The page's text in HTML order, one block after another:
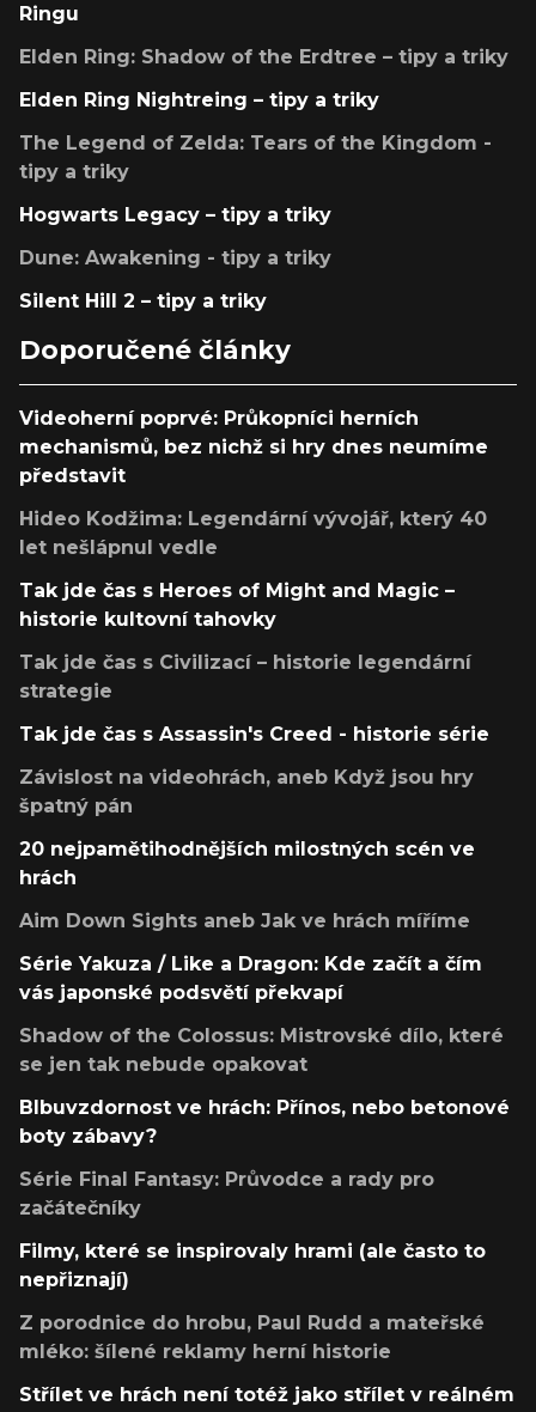
Ringu
Elden Ring: Shadow of the Erdtree – tipy a triky
Elden Ring Nightreing – tipy a triky
The Legend of Zelda: Tears of the Kingdom -
tipy a triky
Hogwarts Legacy – tipy a triky
Dune: Awakening - tipy a triky
Silent Hill 2 – tipy a triky
Doporučené články
Videoherní poprvé: Průkopníci herních
mechanismů, bez nichž si hry dnes neumíme
představit
Hideo Kodžima: Legendární vývojář, který 40
let nešlápnul vedle
Tak jde čas s Heroes of Might and Magic –
historie kultovní tahovky
Tak jde čas s Civilizací – historie legendární
strategie
Tak jde čas s Assassin's Creed - historie série
Závislost na videohrách, aneb Když jsou hry
špatný pán
20 nejpamětihodnějších milostných scén ve
hrách
Aim Down Sights aneb Jak ve hrách míříme
Série Yakuza / Like a Dragon: Kde začít a čím
vás japonské podsvětí překvapí
Shadow of the Colossus: Mistrovské dílo, které
se jen tak nebude opakovat
Blbuvzdornost ve hrách: Přínos, nebo betonové
boty zábavy?
Série Final Fantasy: Průvodce a rady pro
začátečníky
Filmy, které se inspirovaly hrami (ale často to
nepřiznají)
Z porodnice do hrobu, Paul Rudd a mateřské
mléko: šílené reklamy herní historie
Střílet ve hrách není totéž jako střílet v reálném